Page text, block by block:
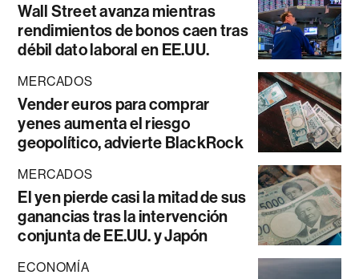
Wall Street avanza mientras
rendimientos de bonos caen tras
débil dato laboral en EE.UU.
MERCADOS
Vender euros para comprar
yenes aumenta el riesgo
geopolítico, advierte BlackRock
MERCADOS
El yen pierde casi la mitad de sus
ganancias tras la intervención
conjunta de EE.UU. y Japón
ECONOMÍA